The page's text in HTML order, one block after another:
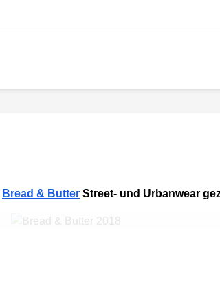
Bread & Butter Street- und Urbanwear